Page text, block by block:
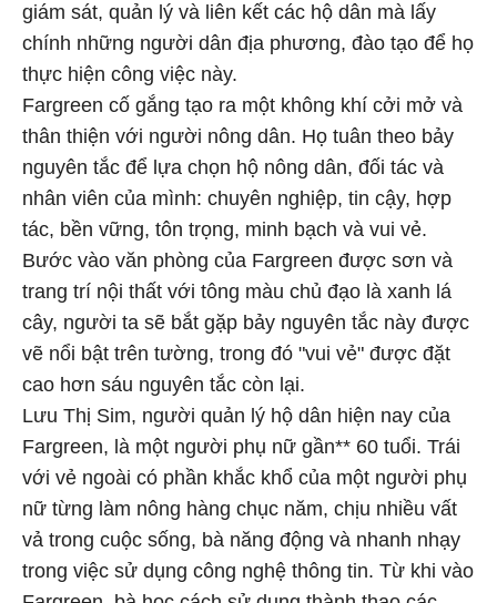
giám sát, quản lý và liên kết các hộ dân mà lấy
chính những người dân địa phương, đào tạo để họ
thực hiện công việc này.
Fargreen cố gắng tạo ra một không khí cởi mở và
thân thiện với người nông dân. Họ tuân theo bảy
nguyên tắc để lựa chọn hộ nông dân, đối tác và
nhân viên của mình: chuyên nghiệp, tin cậy, hợp
tác, bền vững, tôn trọng, minh bạch và vui vẻ.
Bước vào văn phòng của Fargreen được sơn và
trang trí nội thất với tông màu chủ đạo là xanh lá
cây, người ta sẽ bắt gặp bảy nguyên tắc này được
vẽ nổi bật trên tường, trong đó "vui vẻ" được đặt
cao hơn sáu nguyên tắc còn lại.
Lưu Thị Sim, người quản lý hộ dân hiện nay của
Fargreen, là một người phụ nữ gần** 60 tuổi. Trái
với vẻ ngoài có phần khắc khổ của một người phụ
nữ từng làm nông hàng chục năm, chịu nhiều vất
vả trong cuộc sống, bà năng động và nhanh nhạy
trong việc sử dụng công nghệ thông tin. Từ khi vào